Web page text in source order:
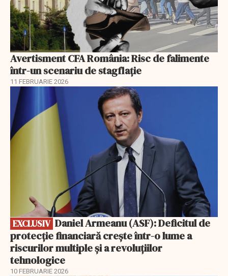
Avertisment CFA România: Risc de falimente
într-un scenariu de stagflație
11 FEBRUARIE 2026
EXCLUSIV
EXCLUSIV
protecție financiară crește într-o lume a
riscurilor multiple și a revoluțiilor
tehnologice
10 FEBRUARIE 2026